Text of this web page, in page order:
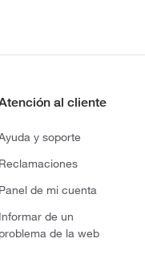
al cliente
y soporte
Reclamaciones
Panel de mi cuenta
Informar de un
problema de la web